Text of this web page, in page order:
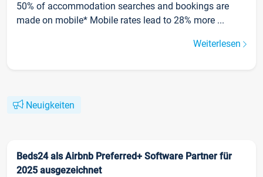
50% of accommodation searches and bookings are
made on mobile* Mobile rates lead to 28% more ...
Weiterlesen
Neuigkeiten
Beds24 als Airbnb Preferred+ Software Partner für
2025 ausgezeichnet